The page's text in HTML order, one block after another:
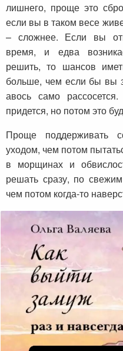
лишнего, проще это
если вы в таком весе
– сложнее. Если вы
время, и едва
решить, то шансов
больше, чем если бы вы
авось само
придется, но потом это
Проще поддерживать
уходом, чем потом
в морщинах и
решать сразу, по
чем потом когда-то